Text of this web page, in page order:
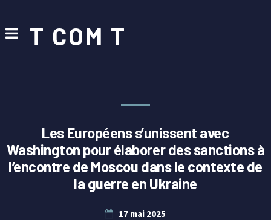
T COM T
Les Européens s’unissent avec
Washington pour élaborer des sanctions à
l’encontre de Moscou dans le contexte de
la guerre en Ukraine
17 mai 2025